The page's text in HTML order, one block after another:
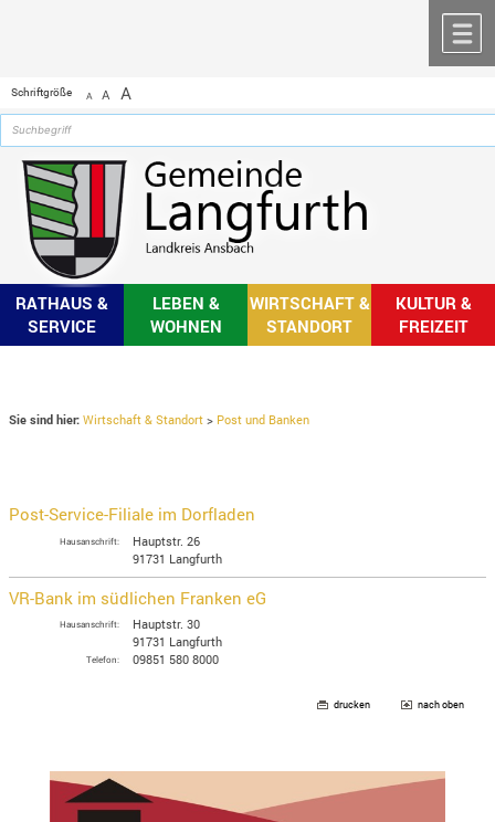
Schriftgröße A A A
RATHAUS &
SERVICE
LEBEN &
WOHNEN
WIRTSCHAFT &
STANDORT
KULTUR &
FREIZEIT
Sie sind hier: Wirtschaft & Standort > Post und Banken
Post-Service-Filiale im Dorfladen
Hausanschrift:
Hauptstr. 26
91731 Langfurth
VR-Bank im südlichen Franken eG
Hausanschrift:
Hauptstr. 30
91731 Langfurth
Telefon: 09851 580 8000
drucken nach oben